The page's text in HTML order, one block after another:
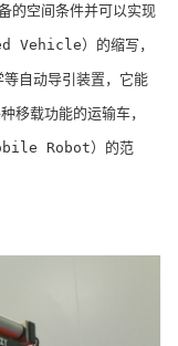
的空间条件并可以实现
Vehicle）的缩写，
自动导引装置，它能
移载功能的运输车，
Robot）的范